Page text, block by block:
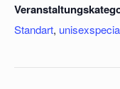
Standart,